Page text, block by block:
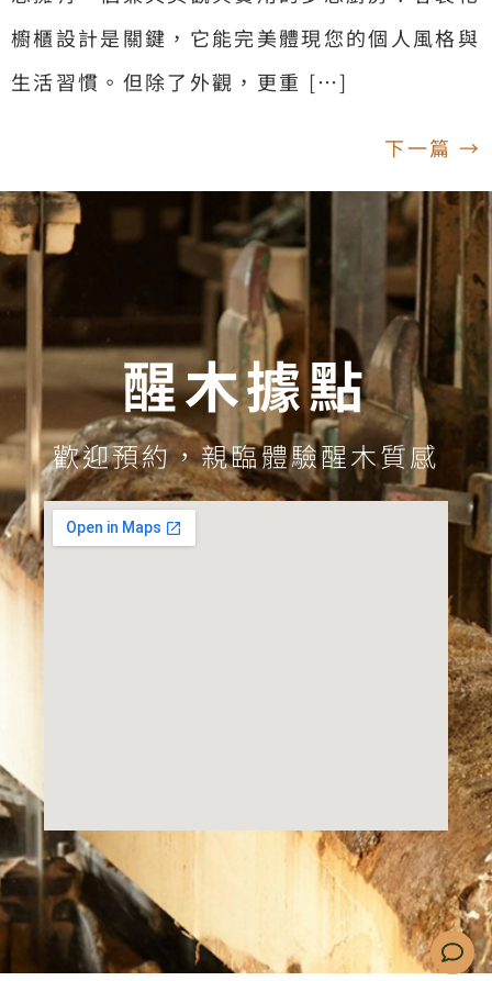
櫥櫃設計是關鍵，它能完美體現您的個人風格與
生活習慣。但除了外觀，更重 […]
下一篇 →
醒木據點
歡迎預約，親臨體驗醒木質感